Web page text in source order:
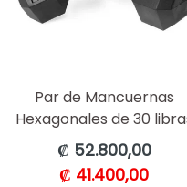
Par de Mancuernas
Hexagonales de 30
Precio
habitual
₡ 52.800,00
₡ 41.400,00